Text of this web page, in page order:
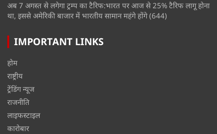
अब 7 अगस्त से लगेगा ट्रम्प का टैरिफ:भारत पर आज से 25% टैरिफ लागू होना
था, इससे अमेरिकी बाजार में भारतीय सामान महंगे होंगे (644)
IMPORTANT LINKS
होम
राष्ट्रीय
ट्रेंडिंग न्यूज
राजनीति
लाइफस्टाइल
कारोबार